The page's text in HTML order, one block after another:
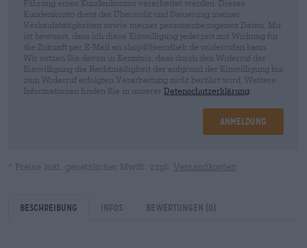
Führung eines Kundenkontos verarbeitet werden. Dieses
Kundenkonto dient der Übersicht und Steuerung meiner
Verkaufstätigkeiten sowie meiner personenbezogenen Daten. Mir
ist bewusst, dass ich diese Einwilligung jederzeit mit Wirkung für
die Zukunft per E-Mail an shop@bierothek.de widerrufen kann.
Wir setzen Sie davon in Kenntnis, dass durch den Widerruf der
Einwilligung die Rechtmäßigkeit der aufgrund der Einwilligung bis
zum Widerruf erfolgten Verarbeitung nicht berührt wird. Weitere
Informationen finden Sie in unserer Datenschutzerklärung
Anmeldung
* Preise inkl. gesetzlicher MwSt. zzgl. Versandkosten
Beschreibung Infos Bewertungen (0)